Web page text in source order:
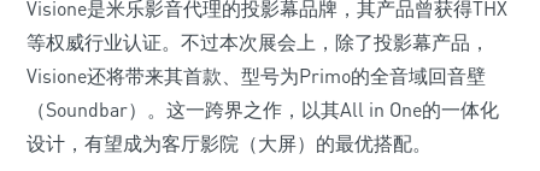
Visione是米乐影音代理的投影幕品牌，其产品曾获得THX
等权威行业认证。不过本次展会上，除了投影幕产品，
Visione还将带来其首款、型号为Primo的全音域回音壁
（Soundbar）。这一跨界之作，以其All in One的一体化
设计，有望成为客厅影院（大屏）的最优搭配。